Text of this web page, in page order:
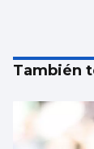
También